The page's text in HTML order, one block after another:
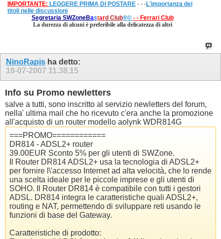
IMPORTANTE: LEGGERE PRIMA DI POSTARE - - -L'importanza dei
titoli nelle discussioni
Segretaria SWZoneBastard Club®© - - Ferrari Club
La durezza di alcuni è preferibile alla delicatezza di altri
NinoRapis ha detto:
18-07-2007 11.38.15
Info su Promo newletters
salve a tutti, sono inscritto al servizio newletters del forum,
nella' ultima mail che ho ricevuto c'era anche la promozione
all'acquisto di un router modello aolynk WDR814G
===PROMO============
DR814 - ADSL2+ router
39.00EUR Sconto 5% per gli utenti di SWZone.
Il Router DR814 ADSL2+ usa la tecnologia di ADSL2+
per fornire l\'accesso Internet ad alta velocità, che lo rende
una scelta ideale per le piccole imprese e gli utenti di
SOHO. Il Router DR814 è compatibile con tutti i gestori
ADSL. DR814 integra le caratteristiche quali ADSL2+,
routing e NAT, permettendo di sviluppare reti usando le
funzioni di base del Gateway.
Caratteristiche di prodotto: